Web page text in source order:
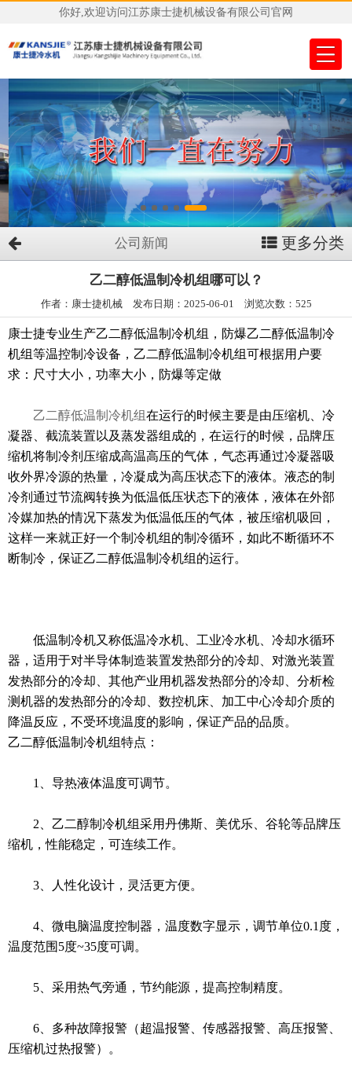
你好,欢迎访问江苏康士捷机械设备有限公司官网
公司新闻 更多分类
乙二醇低温制冷机组哪可以？
作者：康士捷机械 发布日期：2025-06-01 浏览次数：525
康士捷专业生产乙二醇低温制冷机组，防爆乙二醇低温制冷
机组等温控制冷设备，乙二醇低温制冷机组可根据用户要
求：尺寸大小，功率大小，防爆等定做
乙二醇低温制冷机组在运行的时候主要是由压缩机、冷
凝器、截流装置以及蒸发器组成的，在运行的时候，品牌压
缩机将制冷剂压缩成高温高压的气体，气态再通过冷凝器吸
收外界冷源的热量，冷凝成为高压状态下的液体。液态的制
冷剂通过节流阀转换为低温低压状态下的液体，液体在外部
冷媒加热的情况下蒸发为低温低压的气体，被压缩机吸回，
这样一来就正好一个制冷机组的制冷循环，如此不断循环不
断制冷，保证乙二醇低温制冷机组的运行。
低温制冷机又称低温冷水机、工业冷水机、冷却水循环
器，适用于对半导体制造装置发热部分的冷却、对激光装置
发热部分的冷却、其他产业用机器发热部分的冷却、分析检
测机器的发热部分的冷却、数控机床、加工中心冷却介质的
降温反应，不受环境温度的影响，保证产品的品质。
乙二醇低温制冷机组特点：
1、导热液体温度可调节。
2、乙二醇制冷机组采用丹佛斯、美优乐、谷轮等品牌压
缩机，性能稳定，可连续工作。
3、人性化设计，灵活更方便。
4、微电脑温度控制器，温度数字显示，调节单位0.1度，
温度范围5度~35度可调。
5、采用热气旁通，节约能源，提高控制精度。
6、多种故障报警（超温报警、传感器报警、高压报警、
压缩机过热报警）。